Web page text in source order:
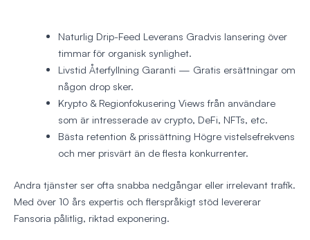
Naturlig Drip-Feed Leverans Gradvis lansering över
timmar för organisk synlighet.
Livstid Återfyllning Garanti — Gratis ersättningar om
någon drop sker.
Krypto & Regionfokusering Views från användare
som är intresserade av crypto, DeFi, NFTs, etc.
Bästa retention & prissättning Högre vistelsefrekvens
och mer prisvärt än de flesta konkurrenter.
Andra tjänster ser ofta snabba nedgångar eller irrelevant trafik.
Med över 10 års expertis och flerspråkigt stöd levererar
Fansoria pålitlig, riktad exponering.